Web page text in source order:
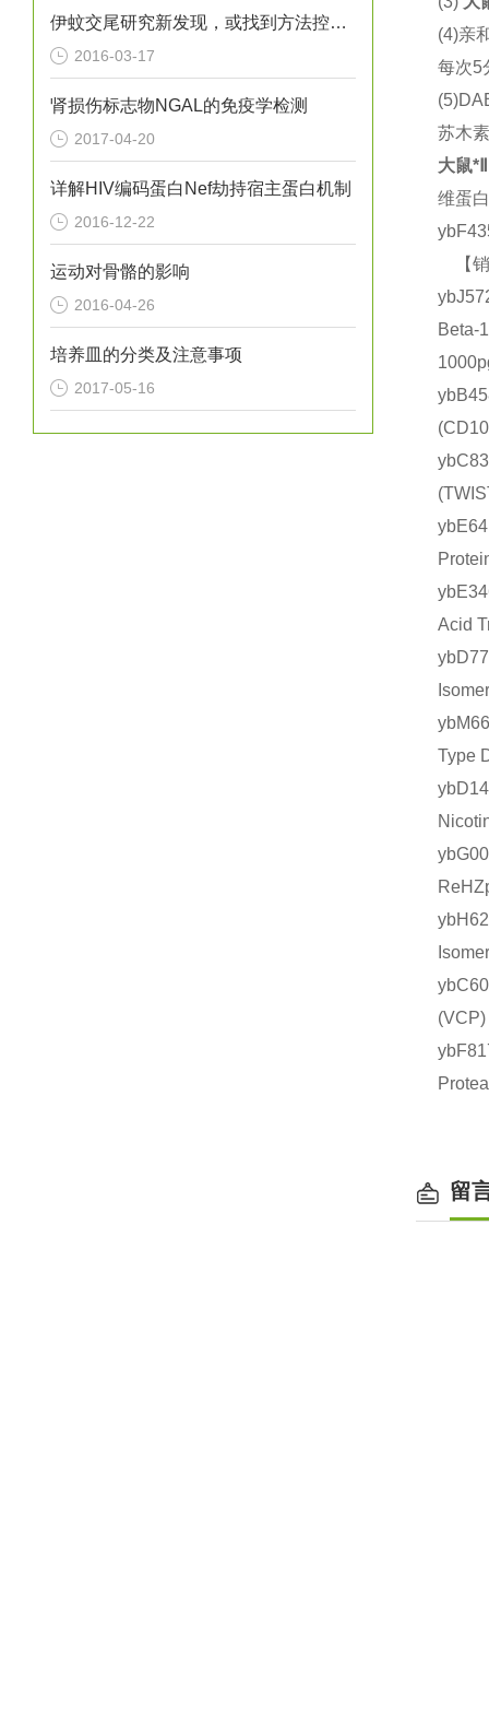
伊蚊交尾研究新发现，或找到方法控制寨卡病毒
2016-03-17
肾损伤标志物NGAL的免疫学检测
2017-04-20
详解HIV编码蛋白Nef劫持宿主蛋白机制
2016-12-22
运动对骨骼的影响
2016-04-26
培养皿的分类及注意事项
2017-05-16
(4)亲
每次5
苏木
大鼠
维蛋
【销
Acid
Type
留